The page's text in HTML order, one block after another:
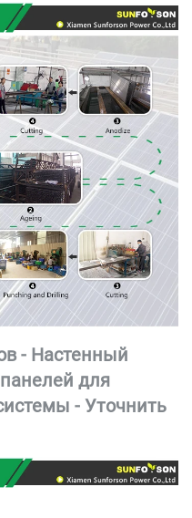
- Настенный
для
- Уточнить